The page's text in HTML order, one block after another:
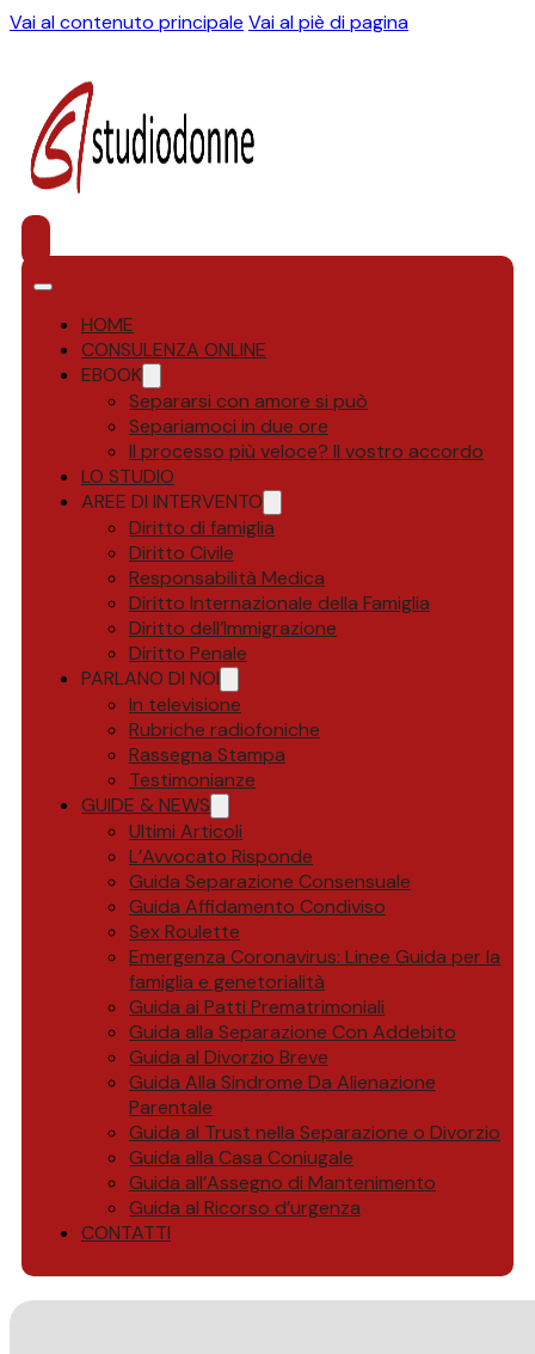
Vai al contenuto principale Vai al piè di pagina
HOME
CONSULENZA ONLINE
EBOOK
Separarsi con amore si può
Separiamoci in due ore
Il processo più veloce? Il vostro accordo
LO STUDIO
AREE DI INTERVENTO
Diritto di famiglia
Diritto Civile
Responsabilità Medica
Diritto Internazionale della Famiglia
Diritto dell’Immigrazione
Diritto Penale
PARLANO DI NOI
In televisione
Rubriche radiofoniche
Rassegna Stampa
Testimonianze
GUIDE & NEWS
Ultimi Articoli
L’Avvocato Risponde
Guida Separazione Consensuale
Guida Affidamento Condiviso
Sex Roulette
Emergenza Coronavirus: Linee Guida per la
famiglia e genetorialità
Guida ai Patti Prematrimoniali
Guida alla Separazione Con Addebito
Guida al Divorzio Breve
Guida Alla Sindrome Da Alienazione
Parentale
Guida al Trust nella Separazione o Divorzio
Guida alla Casa Coniugale
Guida all’Assegno di Mantenimento
Guida al Ricorso d’urgenza
CONTATTI